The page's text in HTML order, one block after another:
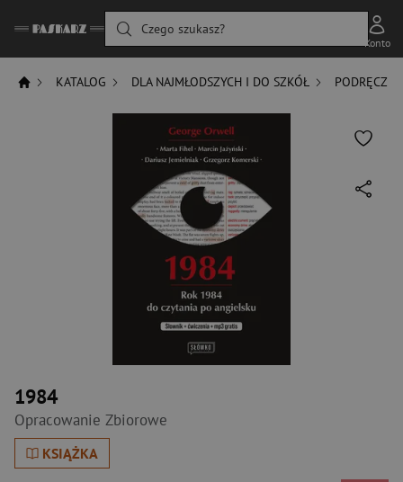
Czego szukasz?
Konto
KATALOG DLA NAJMŁODSZYCH I DO SZKÓŁ
1984
Opracowanie Zbiorowe
KSIĄŻKA